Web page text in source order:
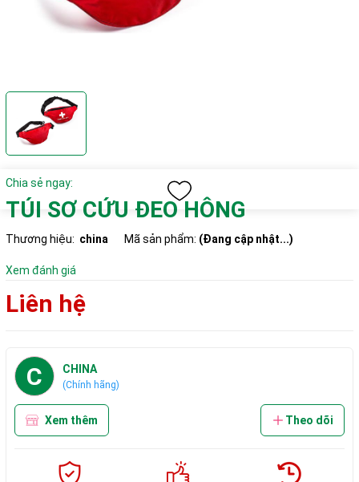
Chia sẻ ngay:
TÚI SƠ CỨU ĐEO HÔNG
Thương hiệu: china Mã sản phẩm: (Đang cập nhật...)
Xem đánh giá
Liên hệ
C CHINA
(Chính hãng)
Xem thêm Theo dõi